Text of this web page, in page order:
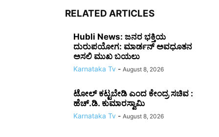
RELATED ARTICLES
Hubli News: ಜನರ ಭಕ್ತಿಯ
ದುರುಪಯೋಗ: ಮಾರ್ಡನ್ ಅವಧೂತನ
ಅಸಲಿ ಮುಖ ಬಯಲು
Karnataka Tv - August 8, 2026
ಟೋಲ್ ಕಟ್ಟಬೇಡಿ ಎಂದ ಕೇಂದ್ರ ಸಚಿವ :
ಹೆಚ್.ಡಿ. ಕುಮಾರಸ್ವಾಮಿ
Karnataka Tv - August 8, 2026